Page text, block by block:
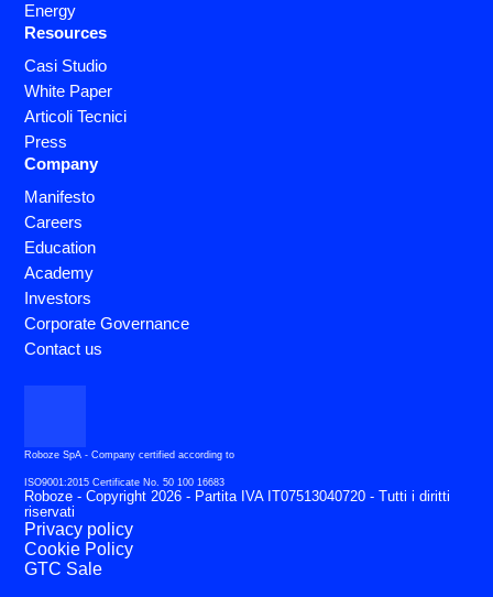
Energy
Resources
Casi Studio
White Paper
Articoli Tecnici
Press
Company
Manifesto
Careers
Education
Academy
Investors
Corporate Governance
Contact us
Roboze SpA - Company certified according to
ISO9001:2015 Certificate No. 50 100 16683
Roboze - Copyright 2026 - Partita IVA IT07513040720 - Tutti i diritti
riservati
Privacy policy
Cookie Policy
GTC Sale